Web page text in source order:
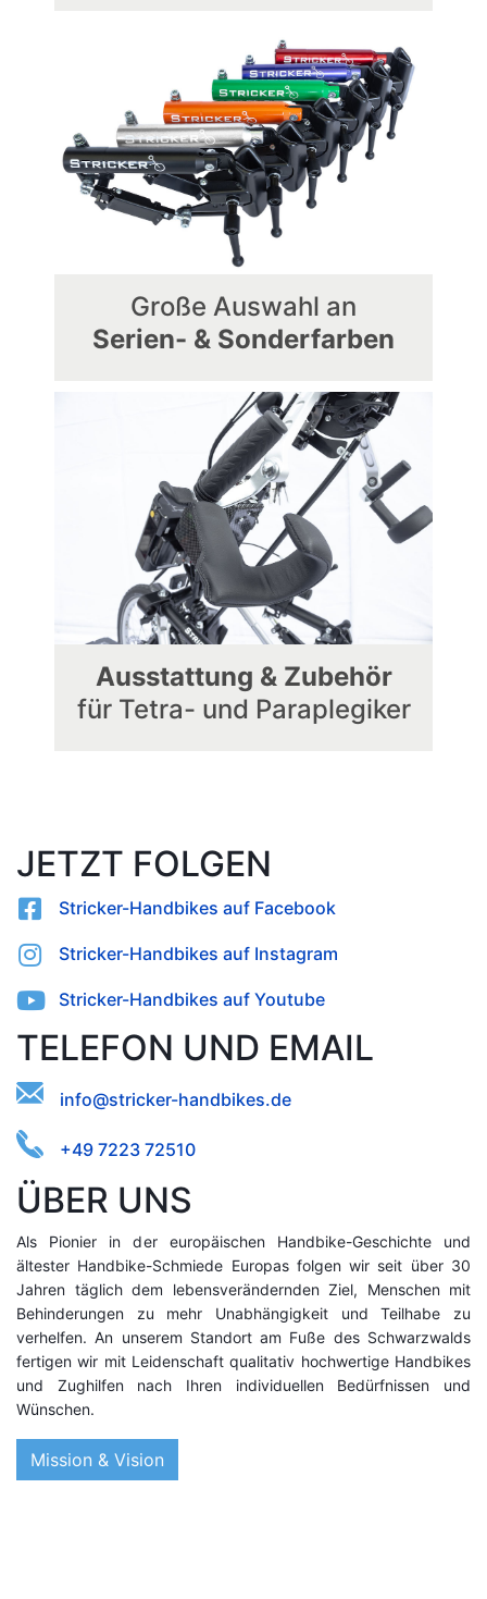
Große Auswahl an
Serien- & Sonderfarben
Ausstattung & Zubehör
für Tetra- und Paraplegiker
JETZT FOLGEN
Stricker-Handbikes auf Facebook
Stricker-Handbikes auf Instagram
Stricker-Handbikes auf Youtube
TELEFON UND EMAIL
idehioeirsraef.kbdt@nnck-s
+49 7223 72510
ÜBER UNS
Als Pionier in der europäischen Handbike-Geschichte und
ältester Handbike-Schmiede Europas folgen wir seit über 30
Jahren täglich dem lebensverändernden Ziel, Menschen mit
Behinderungen zu mehr Unabhängigkeit und Teilhabe zu
verhelfen. An unserem Standort am Fuße des Schwarzwalds
fertigen wir mit Leidenschaft qualitativ hochwertige Handbikes
und Zughilfen nach Ihren individuellen Bedürfnissen und
Wünschen.
Mission & Vision